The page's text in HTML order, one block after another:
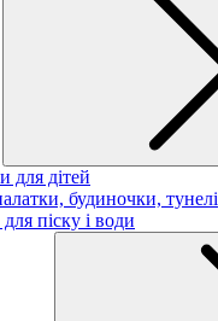
для дітей
будиночки, тунелі
піску і води